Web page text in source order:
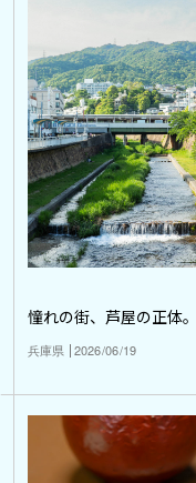
憧れの街、芦屋の正体。
兵庫県 2026/06/19